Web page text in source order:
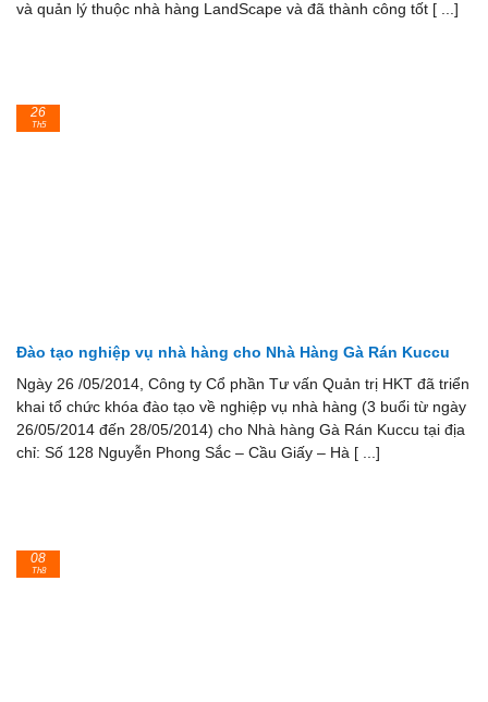
và quản lý thuộc nhà hàng LandScape và đã thành công tốt [ ...]
Đào tạo nghiệp vụ nhà hàng cho Nhà Hàng Gà Rán Kuccu
Ngày 26 /05/2014, Công ty Cổ phần Tư vấn Quản trị HKT đã triển
khai tổ chức khóa đào tạo về nghiệp vụ nhà hàng (3 buổi từ ngày
26/05/2014 đến 28/05/2014) cho Nhà hàng Gà Rán Kuccu tại địa
chỉ: Số 128 Nguyễn Phong Sắc – Cầu Giấy – Hà [ ...]
26
Th5
08
Th8